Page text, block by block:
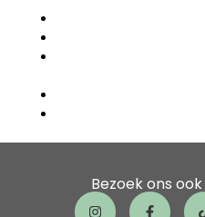
Bezoek ons